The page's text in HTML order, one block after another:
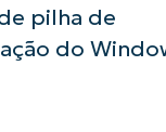
pilha de
do
por IA do